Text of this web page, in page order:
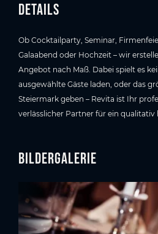
Details
Ob Cocktailparty, Seminar,
Galaabend oder Hochzeit – wir
Angebot nach Maß. Dabei spielt es
ausgewählte Gäste laden, oder das
Steiermark geben – Revita ist Ihr
verlässlicher Partner für ein qualitativ
Bildergalerie